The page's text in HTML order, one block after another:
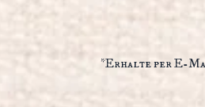
*Erhalte per E-